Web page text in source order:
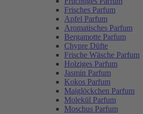
Frisches Parfum
Apfel Parfum
Aromatisches Parfum
Bergamotte Parfum
Chypre Düfte
Frische Wäsche Parfum
Holziges Parfum
Jasmin Parfum
Kokos Parfum
Maiglöckchen Parfum
Molekül Parfum
Moschus Parfum